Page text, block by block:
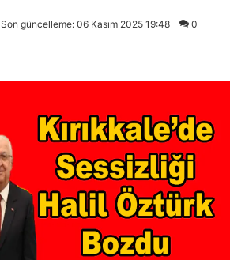
Son güncelleme: 06 Kasım 2025 19:48 0